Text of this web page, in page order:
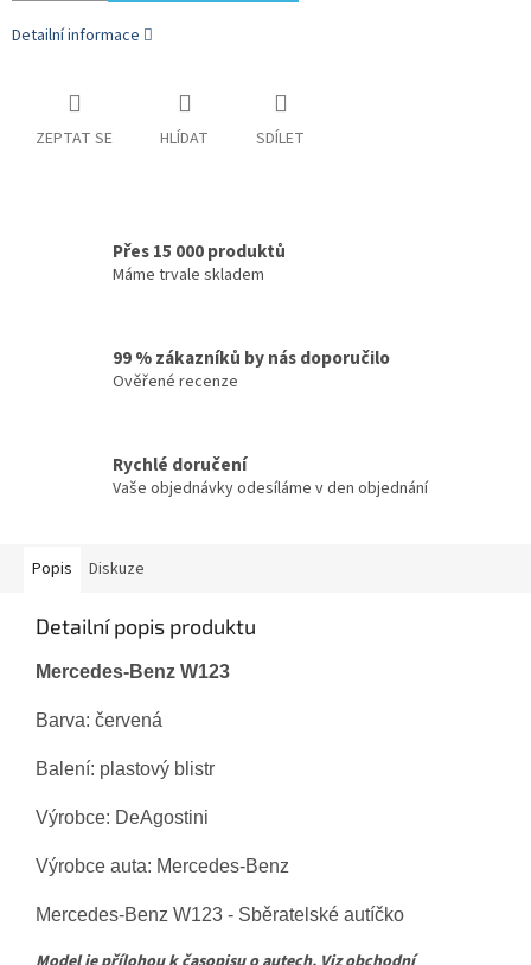
Detailní informace
ZEPTAT SE HLÍDAT SDÍLET
Přes 15 000 produktů
Máme trvale skladem
99 % zákazníků by nás doporučilo
Ověřené recenze
Rychlé doručení
Vaše objednávky odesíláme v den objednání
Popis Diskuze
Detailní popis produktu
Mercedes-Benz W123
Barva: červená
Balení: plastový blistr
Výrobce: DeAgostini
Výrobce auta: Mercedes-Benz
Mercedes-Benz W123 - Sběratelské autíčko